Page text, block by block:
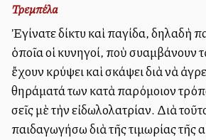
Τρεμπέλα
Ἐγίνατε δίκτυ καὶ παγίδα, δηλαδὴ
ὁποῖα οἱ κυνηγοί, ποὺ
ἔχουν κρύψει καὶ σκάψει διὰ νὰ
θηράματά των κατὰ παρόμοιον
σεῖς μὲ τὴν εἰδωλολατρίαν. Διὰ
παιδαγωγήσω διὰ τῆς τιμωρίας τῆς